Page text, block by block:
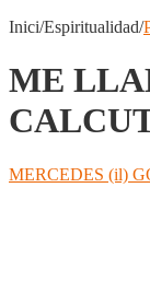
Inici/Espiritualidad/
ME
MERCEDES (il)